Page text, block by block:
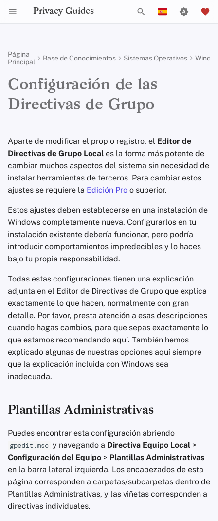
Privacy Guides
c
i
a
n
d
o
b
ú
s
q
u
d
עִברִית
Italiano
中文 (繁體)
中文 (繁體，台灣)
Русский
Introducción a las
Contraseñas
Autenticación
Eligiendo Tu Hardware
Seguridad del correo
electrónico
Vista General de VPN
Resumen DNS
Resumen de Tor
Tipos de redes de
comunicación
Plantillas Administrativas
Sistema
Administración de
Comunicaciones de Internet
Directivas del Sistema
Perfiles de usuario
Componentes de Windows
Directivas de Reproducción
Cifrado de Unidad BitLocker
Contenido de la Nube
Interfaz de Usuario de
Credenciales
Recopilación de Datos y
Explorador de Archivos
MDM
OneDrive
Insertar para Instalar
Buscar
Herramientas de
Privacidad
Self-Hosting
Servidores de Correo
Electrónico
Navegadores de
Escritorio
Extensiones de
Navegador
Proveedores
Nube
Servicios de
de Datos
Solucionadores DNS
Alias de correo
electrónico
Servicios de Correo
Electrónico
Servicios Financieros
Motores de Búsqueda
Servicios de VPN
Software
Sincronización del
Calendario
Edición de Datos y
Metadatos
Colaboración en
Documentos
Clientes de Correo
Electrónico
Compartir y
archivos
Interfaces de usuario
Salud y Bienestar
Herramientas
Multifactor
Agregadores de
Blocs de Notas
Hardware
Llaves de seguridad
Sistemas Operativos
Escritorio/PC
Firmware del Router
Avanzado
Integridad del
Dispositivo
Activist Toolbox
Choose Your Tools
Expand Your Perspective
Support The Community
Build Alliances
Make It Accessible
Uphold Integrity
Stay Persistent
Legal Resources
Sobre Privacy Guides
Donar
Políticas
Política de Aceptación de
Donaciones
Política de Privacidad
Avisos y Descargos de
Responsabilidad
Comunidad
Colaboradores
Servicios en línea
Código de Conducta
Estadísticas de tráfico
Contribuir
Guías Técnicas
Página
Principal
Base de Conocimientos Sistemas Operativos
Configuración de las
Directivas de Grupo
Aparte de modificar el propio registro, el Editor de
Directivas de Grupo Local es la forma más potente de
cambiar muchos aspectos del sistema sin necesidad de
instalar herramientas de terceros. Para cambiar estos
ajustes se requiere la Edición Pro o superior.
Estos ajustes deben establecerse en una instalación de
Windows completamente nueva. Configurarlos en tu
instalación existente debería funcionar, pero podría
introducir comportamientos impredecibles y lo haces
bajo tu propia responsabilidad.
Todas estas configuraciones tienen una explicación
adjunta en el Editor de Directivas de Grupo que explica
exactamente lo que hacen, normalmente con gran
detalle. Por favor, presta atención a esas descripciones
cuando hagas cambios, para que sepas exactamente lo
que estamos recomendando aquí. También hemos
explicado algunas de nuestras opciones aquí siempre
que la explicación incluida con Windows sea
inadecuada.
Plantillas Administrativas
Puedes encontrar esta configuración abriendo
gpedit.msc y navegando a Directiva Equipo Local >
Configuración del Equipo > Plantillas Administrativas
en la barra lateral izquierda. Los encabezados de esta
página corresponden a carpetas/subcarpetas dentro de
Plantillas Administrativas, y las viñetas corresponden a
directivas individuales.